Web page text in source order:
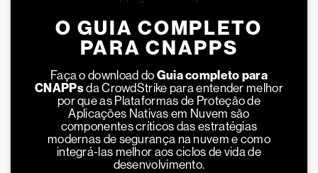
O GUIA COMPLETO
PARA CNAPPS
Faça o download do Guia completo para
CNAPPsda CrowdStrike para entender melhor
por que as Plataformas de Proteção de
Aplicações Nativas em Nuvem são
componentes críticos das estratégias
modernas de segurança na nuvem e como
integrá-las melhor aos ciclos de vida de
desenvolvimento.